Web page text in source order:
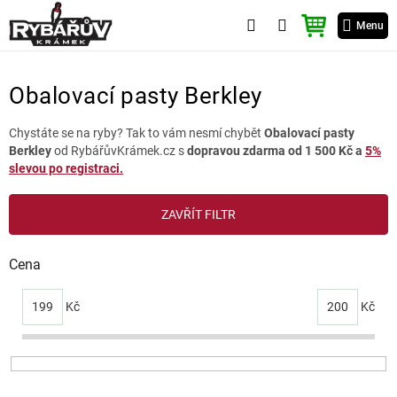
na
obsah
Menu
NÁKUPNÍ
KOŠÍK
Obalovací pasty Berkley
Chystáte se na ryby? Tak to vám nesmí chybět Obalovací pasty
Berkleyod RybářůvKrámek.cz sdopravou zdarma od 1 500 Kč a 5%
slevou po registraci.
ZAVŘÍT FILTR
Cena
199 Kč 200 Kč
V
p
i
d
u